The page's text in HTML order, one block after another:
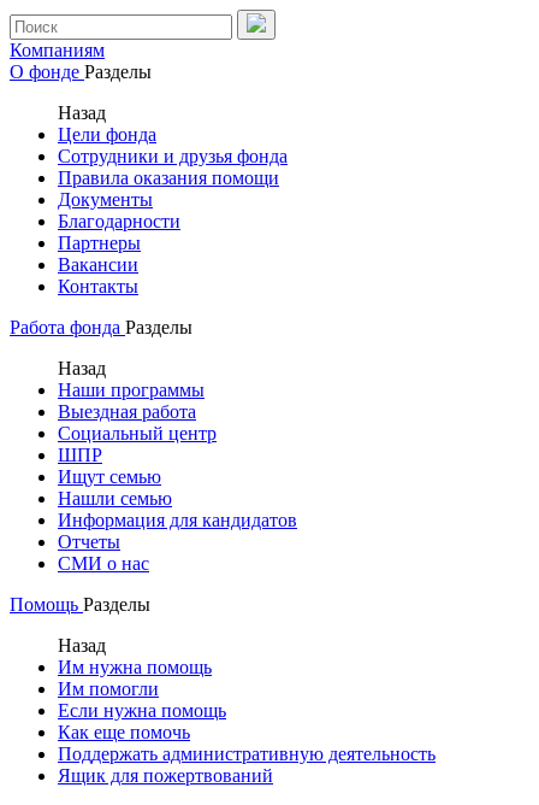
Компаниям
О фонде Разделы
Назад
Цели фонда
Сотрудники и друзья фонда
Правила оказания помощи
Документы
Благодарности
Партнеры
Вакансии
Контакты
Работа фонда Разделы
Назад
Наши программы
Выездная работа
Социальный центр
ШПР
Ищут семью
Нашли семью
Информация для кандидатов
Отчеты
СМИ о нас
Помощь Разделы
Назад
Им нужна помощь
Им помогли
Если нужна помощь
Как еще помочь
Поддержать административную деятельность
Ящик для пожертвований